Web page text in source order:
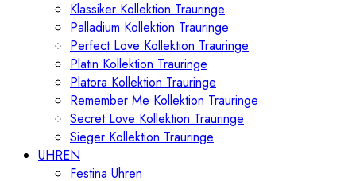
Klassiker Kollektion Trauringe
Palladium Kollektion Trauringe
Perfect Love Kollektion Trauringe
Platin Kollektion Trauringe
Platora Kollektion Trauringe
Remember Me Kollektion Trauringe
Secret Love Kollektion Trauringe
Sieger Kollektion Trauringe
UHREN
Festina Uhren